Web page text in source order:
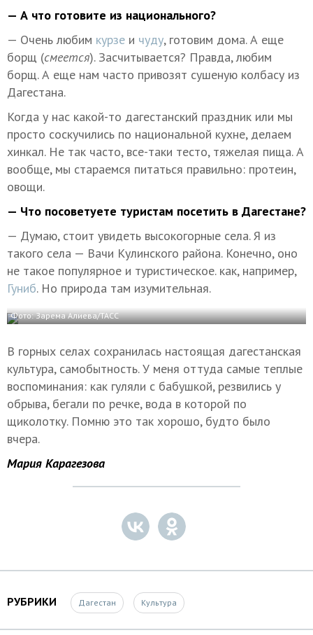
— А что готовите из национального?
— Очень любим курзе и чуду, готовим дома. А еще
борщ (смеется). Засчитывается? Правда, любим
борщ. А еще нам часто привозят сушеную колбасу из
Дагестана.
Когда у нас какой-то дагестанский праздник или мы
просто соскучились по национальной кухне, делаем
хинкал. Не так часто, все-таки тесто, тяжелая пища. А
вообще, мы стараемся питаться правильно: протеин,
овощи.
— Что посоветуете туристам посетить в Дагестане?
— Думаю, стоит увидеть высокогорные села. Я из
такого села — Вачи Кулинского района. Конечно, оно
не такое популярное и туристическое. как, например,
Гуниб. Но природа там изумительная.
Фото: Зарема Алиева/ТАСС
В горных селах сохранилась настоящая дагестанская
культура, самобытность. У меня оттуда самые теплые
воспоминания: как гуляли с бабушкой, резвились у
обрыва, бегали по речке, вода в которой по
щиколотку. Помню это так хорошо, будто было
вчера.
Мария Карагезова
РУБРИКИ Дагестан Культура